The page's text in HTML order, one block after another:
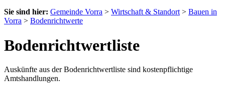
Sie sind hier: Gemeinde Vorra > Wirtschaft & Standort > Bauen in
Vorra > Bodenrichtwerte
Bodenrichtwertliste
Auskünfte aus der Bodenrichtwertliste sind kostenpflichtige
Amtshandlungen.